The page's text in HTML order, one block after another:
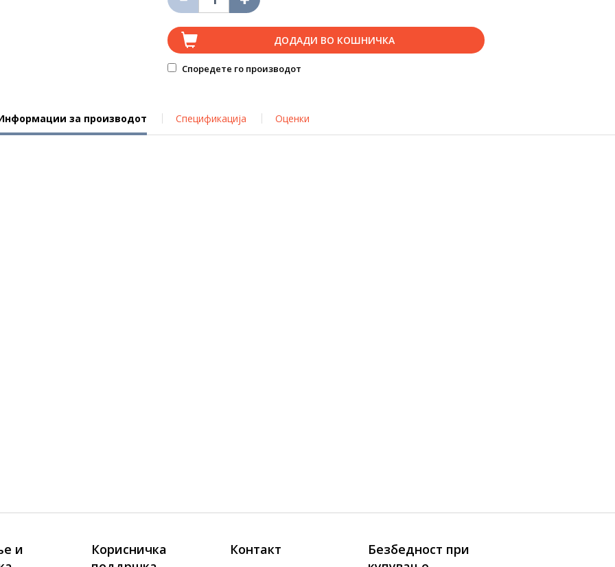
ДОДАДИ ВО КОШНИЧКА
Споредете го производот
за производот Спецификација Оценки
и
Корисничка
Контакт
Безбедност при